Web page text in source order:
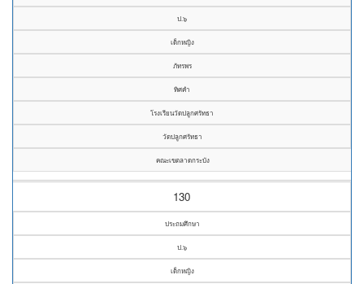
ป.๖
เด็กหญิง
ภัทรพร
ทิศคำ
โรงเรียนวัดปลูกศรัทธา
วัดปลูกศรัทธา
คณะเขตลาดกระบัง
130
ประถมศึกษา
ป.๖
เด็กหญิง